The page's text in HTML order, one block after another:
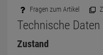
Fragen zum Artikel
Technische Daten
Zustand